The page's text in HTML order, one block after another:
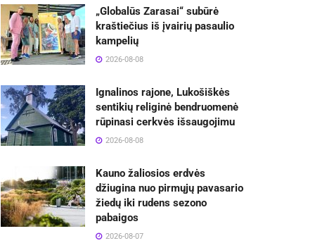
„Globalūs Zarasai“ subūrė
kraštiečius iš įvairių pasaulio
kampelių
2026-08-08
Ignalinos rajone, Lukošiškės
sentikių religinė bendruomenė
rūpinasi cerkvės išsaugojimu
2026-08-08
Kauno žaliosios erdvės
džiugina nuo pirmųjų pavasario
žiedų iki rudens sezono
pabaigos
2026-08-07